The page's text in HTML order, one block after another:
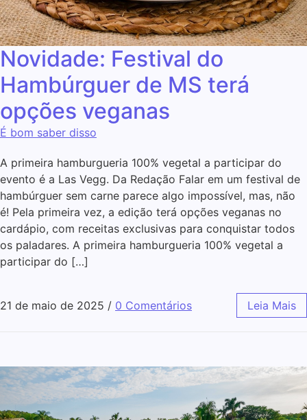
Novidade: Festival do
Hambúrguer de MS terá
opções veganas
É bom saber disso
A primeira hamburgueria 100% vegetal a participar do
evento é a Las Vegg. Da Redação Falar em um festival de
hambúrguer sem carne parece algo impossível, mas, não
é! Pela primeira vez, a edição terá opções veganas no
cardápio, com receitas exclusivas para conquistar todos
os paladares. A primeira hamburgueria 100% vegetal a
participar do […]
21 de maio de 2025 / 0 Comentários Leia Mais